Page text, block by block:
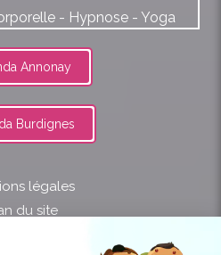
- Hypnose - Yoga
Annonay
Burdignes
légales
du site